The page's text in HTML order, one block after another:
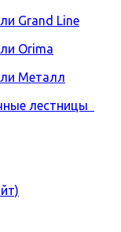
Grand Line
Orima
Металл
лестницы